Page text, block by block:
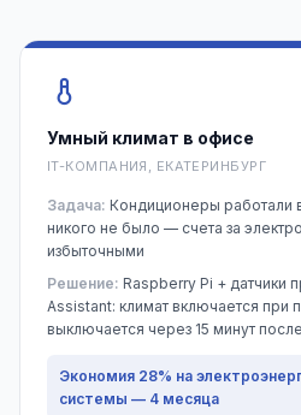
Умный климат в офисе
IT-КОМПАНИЯ, ЕКАТЕРИНБУРГ
Задача: Кондиционеры работали
никого не было — счета за
избыточными
Решение: Raspberry Pi + датчики
Assistant: климат включается при
выключается через 15 минут
Экономия 28% на
системы — 4 месяца